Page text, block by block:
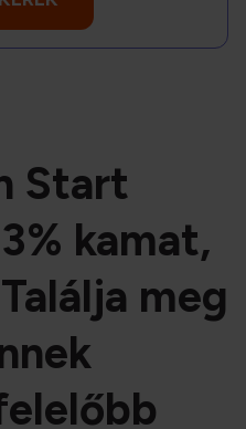
Start
kamat,
meg